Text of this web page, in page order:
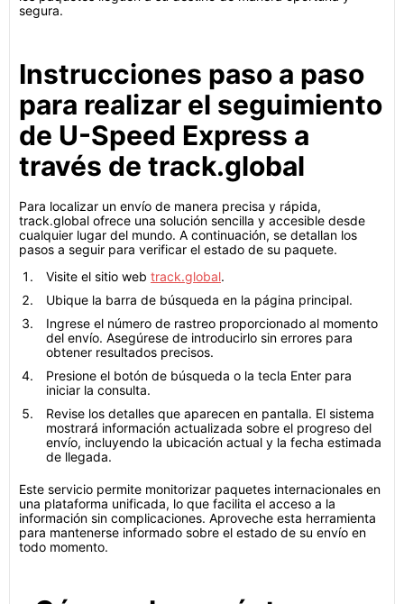
segura.
Instrucciones paso a paso
para realizar el seguimiento
de U-Speed Express a
través de track.global
Para localizar un envío de manera precisa y rápida,
track.global ofrece una solución sencilla y accesible desde
cualquier lugar del mundo. A continuación, se detallan los
pasos a seguir para verificar el estado de su paquete.
Visite el sitio web track.global.
Ubique la barra de búsqueda en la página principal.
Ingrese el número de rastreo proporcionado al momento
del envío. Asegúrese de introducirlo sin errores para
obtener resultados precisos.
Presione el botón de búsqueda o la tecla Enter para
iniciar la consulta.
Revise los detalles que aparecen en pantalla. El sistema
mostrará información actualizada sobre el progreso del
envío, incluyendo la ubicación actual y la fecha estimada
de llegada.
Este servicio permite monitorizar paquetes internacionales en
una plataforma unificada, lo que facilita el acceso a la
información sin complicaciones. Aproveche esta herramienta
para mantenerse informado sobre el estado de su envío en
todo momento.